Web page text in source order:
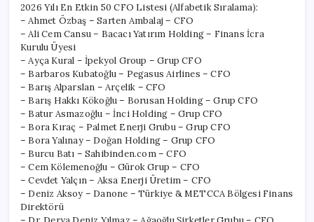
2026 Yılı En Etkin 50 CFO Listesi (Alfabetik Sıralama):
– Ahmet Özbaş – Sarten Ambalaj – CFO
– Ali Cem Cansu – Bacacı Yatırım Holding – Finans İcra
Kurulu Üyesi
– Ayça Kural – İpekyol Group – Grup CFO
– Barbaros Kubatoğlu – Pegasus Airlines – CFO
– Barış Alparslan – Arçelik – CFO
– Barış Hakkı Kökoğlu – Borusan Holding – Grup CFO
– Batur Asmazoğlu – İnci Holding – Grup CFO
– Bora Kıraç – Palmet Enerji Grubu – Grup CFO
– Bora Yalınay – Doğan Holding – Grup CFO
– Burcu Batı – Sahibinden.com – CFO
– Cem Kölemenoğlu – Gürok Grup – CFO
– Cevdet Yalçın – Aksa Enerji Üretim – CFO
– Deniz Aksoy – Danone – Türkiye & METCCA Bölgesi Finans
Direktörü